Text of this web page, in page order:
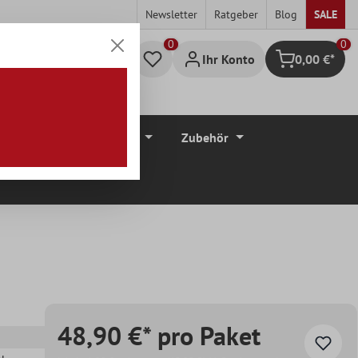
Newsletter Ratgeber Blog SALE
Ihr Konto Warenkorb
0
0,00 €*
Zubehör
48,90 €* pro Paket